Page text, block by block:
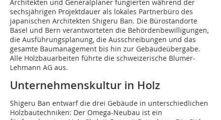
Architekten und Generalplaner fungierten während der
sechsjährigen Projektdauer als lokales Partnerbüro des
japanischen Architekten Shigeru Ban. Die Bürostandorte
Basel und Bern verantworteten die Behördenbewilligungen,
die Ausführungsplanung, die Ausschreibungen und das
gesamte Baumanagement bis hin zur Gebäudeübergabe.
Alle Holzbauarbeiten führte die schweizerische Blumer-
Lehmann AG aus.
Unternehmenskultur in Holz
Shigeru Ban entwarf die drei Gebäude in unterschiedlichen
Holzbautechniken: Der Omega-Neubau ist ein